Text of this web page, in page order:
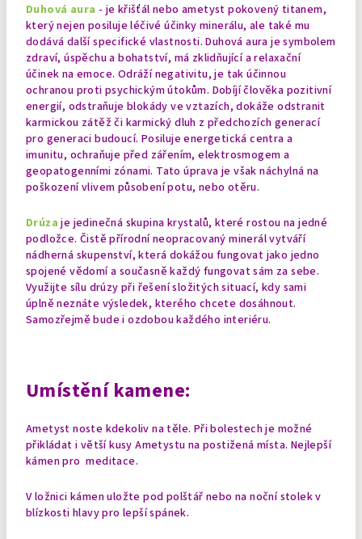
Duhová aura - je křišťál nebo ametyst pokovený titanem,
který nejen posiluje léčivé účinky minerálu, ale také mu
dodává další specifické vlastnosti. Duhová aura je symbolem
zdraví, úspěchu a bohatství, má zklidňující a relaxační
účinek na emoce. Odráží negativitu, je tak účinnou
ochranou proti psychickým útokům. Dobíjí člověka pozitivní
energií, odstraňuje blokády ve vztazích, dokáže odstranit
karmickou zátěž či karmický dluh z předchozích generací
pro generaci budoucí. Posiluje energetická centra a
imunitu, ochraňuje před zářením, elektrosmogem a
geopatogenními zónami. Tato úprava je však náchylná na
poškození vlivem působení potu, nebo otěru.
Drúza je jedinečná skupina krystalů, které rostou na jedné
podložce. Čistě přírodní neopracovaný minerál vytváří
nádherná skupenství, která dokážou fungovat jako jedno
spojené vědomí a současně každý fungovat sám za sebe.
Využijte sílu drúzy při řešení složitých situací, kdy sami
úplně neznáte výsledek, kterého chcete dosáhnout.
Samozřejmě bude i ozdobou každého interiéru.
Umístění kamene:
Ametyst noste kdekoliv na těle. Při bolestech je možné
přikládat i větší kusy Ametystu na postižená místa. Nejlepší
kámen pro meditace.
V ložnici kámen uložte pod polštář nebo na noční stolek v
blízkosti hlavy pro lepší spánek.